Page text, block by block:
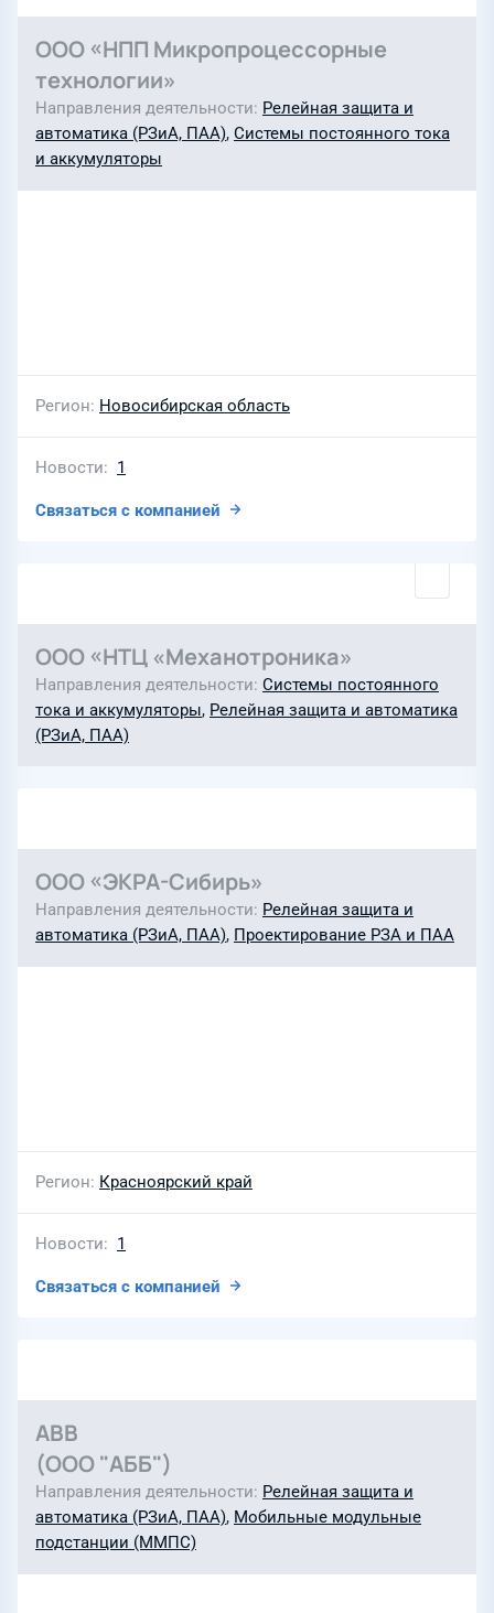
ООО «НПП Микропроцессорные
технологии»
Направления деятельности Релейная защита и
автоматика (РЗиА, ПАА), Системы постоянного тока
и аккумуляторы
Регион Новосибирская область
Новости 1
Связаться с компанией
ООО «НТЦ «Механотроника»
Направления деятельности Системы постоянного
тока и аккумуляторы, Релейная защита и автоматика
(РЗиА, ПАА)
ООО «ЭКРА-Сибирь»
Направления деятельности Релейная защита и
автоматика (РЗиА, ПАА), Проектирование РЗА и ПАА
Регион Красноярский край
Новости 1
Связаться с компанией
ABB
(ООО "АББ")
Направления деятельности Релейная защита и
автоматика (РЗиА, ПАА), Мобильные модульные
подстанции (ММПС)